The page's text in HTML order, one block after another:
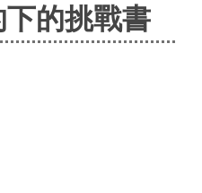
的挑戰書